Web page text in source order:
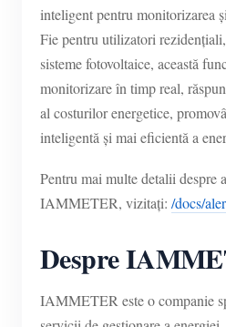
inteligent pentru monitorizarea
Fie pentru utilizatori
sisteme fotovoltaice, această
monitorizare în timp real,
al costurilor energetice,
inteligentă și mai eficientă a
Pentru mai multe detalii despre
IAMMETER, vizitați: /docs/
Despre
IAMMETER este o companie